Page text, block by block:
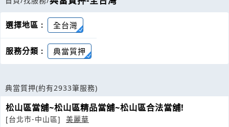
選擇地區 : 全台灣
服務分類 : 典當質押
典當質押(約有2933筆服務)
松山區當舖~松山區精品當舖~松山區合法當舖!
[台北市-中山區]
美麗華